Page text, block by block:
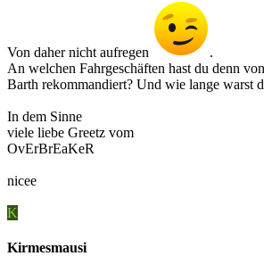
Von daher nicht aufregen
.
An welchen Fahrgeschäften hast du denn
Barth rekommandiert? Und wie lange warst
In dem Sinne
viele liebe Greetz vom
OvErBrEaKeR
nicee
K
Kirmesmausi